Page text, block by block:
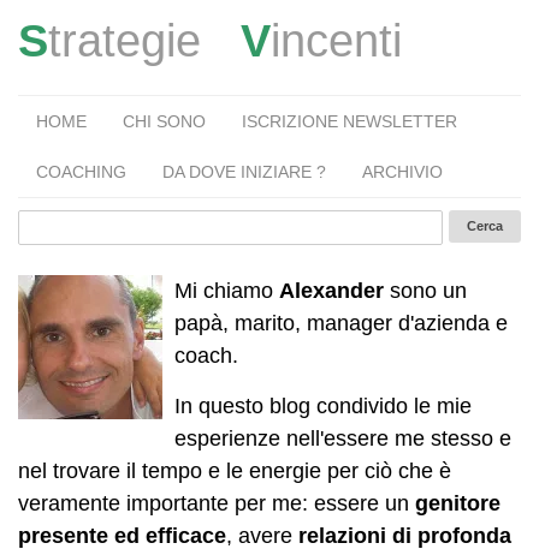
Strategie Vincenti
HOME CHI SONO ISCRIZIONE NEWSLETTER
COACHING DA DOVE INIZIARE ? ARCHIVIO
Mi chiamo Alexander sono un
papà, marito, manager d'azienda e
coach.
In questo blog condivido le mie
esperienze nell'essere me stesso e
nel trovare il tempo e le energie per ciò che è
veramente importante per me: essere un genitore
presente ed efficace, avere relazioni di profonda